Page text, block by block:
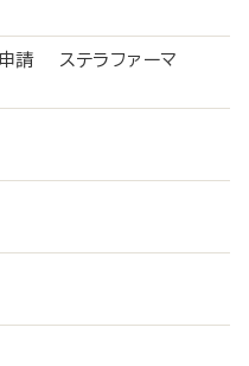
申請 ステラファーマ